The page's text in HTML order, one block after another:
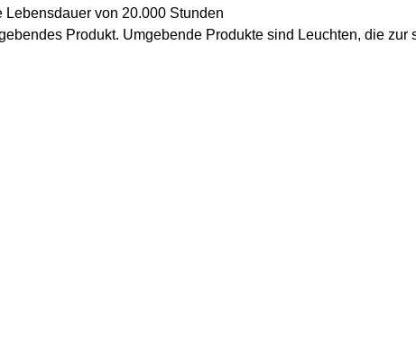
von 20.000 Stunden
Produkt. Umgebende Produkte sind Leuchten, die